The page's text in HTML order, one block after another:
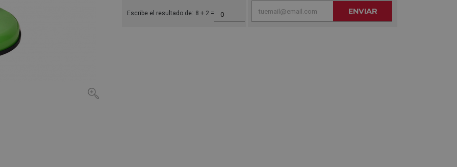
Escribe el resultado de: 8 + 2 = ENVIAR